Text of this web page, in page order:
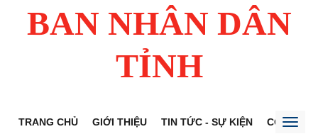
BAN NHÂN DÂN
TỈNH
TRANG CHỦ GIỚI THIỆU TIN TỨC - SỰ KIỆN CỔNG